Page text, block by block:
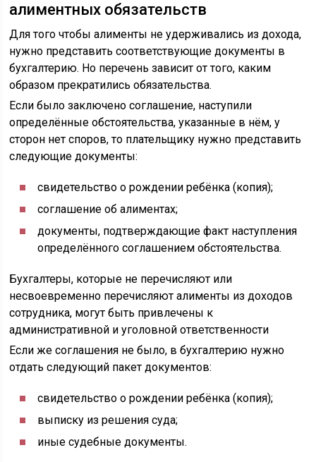
алиментных обязательств
Для того чтобы алименты не удерживались из дохода,
нужно представить соответствующие документы в
бухгалтерию. Но перечень зависит от того, каким
образом прекратились обязательства.
Если было заключено соглашение, наступили
определённые обстоятельства, указанные в нём, у
сторон нет споров, то плательщику нужно представить
следующие документы:
свидетельство о рождении ребёнка (копия);
соглашение об алиментах;
документы, подтверждающие факт наступления
определённого соглашением обстоятельства.
Бухгалтеры, которые не перечисляют или
несвоевременно перечисляют алименты из доходов
сотрудника, могут быть привлечены к
административной и уголовной ответственности
Если же соглашения не было, в бухгалтерию нужно
отдать следующий пакет документов:
свидетельство о рождении ребёнка (копия);
выписку из решения суда;
иные судебные документы.